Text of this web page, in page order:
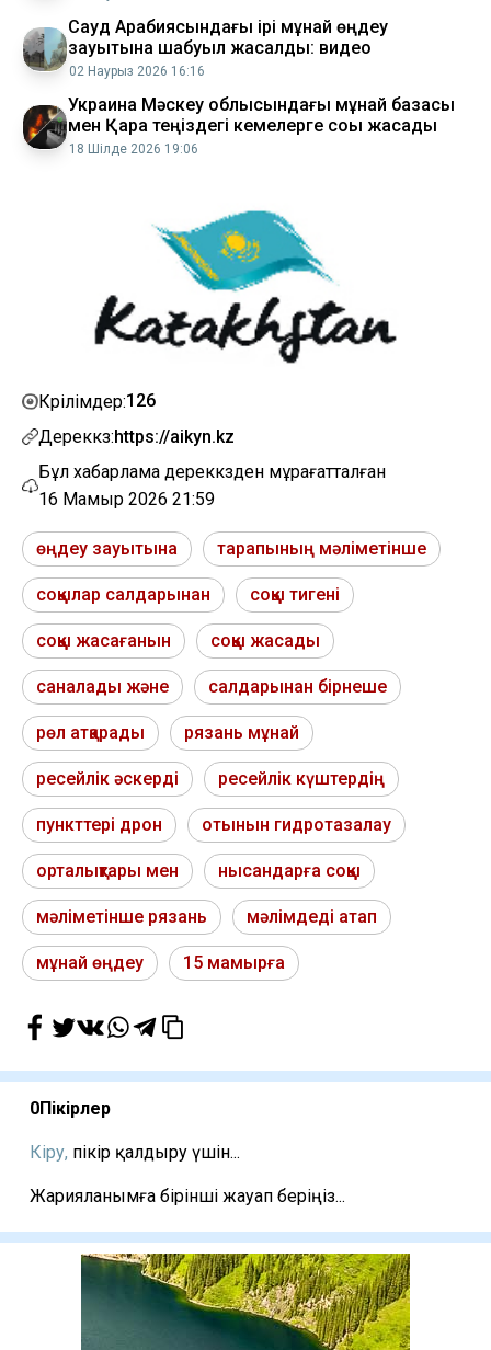
Сауд Арабиясындағы ірі мұнай өңдеу
зауытына шабуыл жасалды: видео
02 Наурыз 2026 16:16
Украина Мәскеу облысындағы мұнай базасы
мен Қара теңіздегі кемелерге соққы жасады
18 Шілде 2026 19:06
Көрілімдер:126
Дереккөз:https://aikyn.kz
Бұл хабарлама дереккөзден мұрағатталған
16 Мамыр 2026 21:59
өңдеу зауытына тарапының мәліметінше
соққылар салдарынан соққы тигені
соққы жасағанын соққы жасады
саналады және салдарынан бірнеше
рөл атқарады рязань мұнай
ресейлік әскерді ресейлік күштердің
пункттері дрон отынын гидротазалау
орталықтары мен нысандарға соққы
мәліметінше рязань мәлімдеді атап
мұнай өңдеу 15 мамырға
0Пікірлер
Кіру, пікір қалдыру үшін...
Жарияланымға бірінші жауап беріңіз...